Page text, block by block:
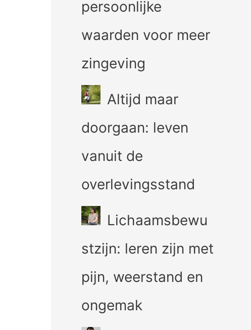
persoonlijke
waarden voor meer
zingeving
Altijd maar
doorgaan: leven
vanuit de
overlevingsstand
Lichaamsbewu
stzijn: leren zijn met
pijn, weerstand en
ongemak